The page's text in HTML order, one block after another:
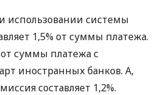
использовании системы
1,5% от суммы платежа.
суммы платежа с
иностранных банков. А,
составляет 1,2%.